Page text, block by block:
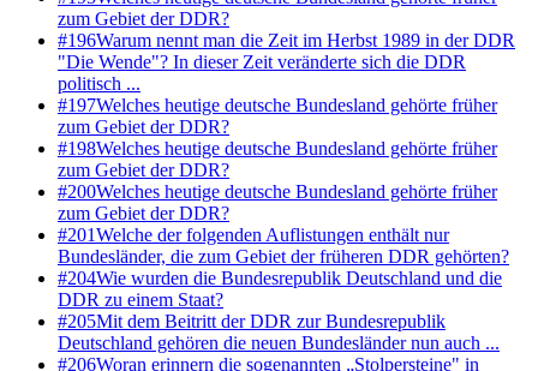
zum Gebiet der DDR?
#196Warum nennt man die Zeit im Herbst 1989 in der DDR
"Die Wende"? In dieser Zeit veränderte sich die DDR
politisch ...
#197Welches heutige deutsche Bundesland gehörte früher
zum Gebiet der DDR?
#198Welches heutige deutsche Bundesland gehörte früher
zum Gebiet der DDR?
#200Welches heutige deutsche Bundesland gehörte früher
zum Gebiet der DDR?
#201Welche der folgenden Auflistungen enthält nur
Bundesländer, die zum Gebiet der früheren DDR gehörten?
#204Wie wurden die Bundesrepublik Deutschland und die
DDR zu einem Staat?
#205Mit dem Beitritt der DDR zur Bundesrepublik
Deutschland gehören die neuen Bundesländer nun auch ...
#206Woran erinnern die sogenannten „Stolpersteine" in